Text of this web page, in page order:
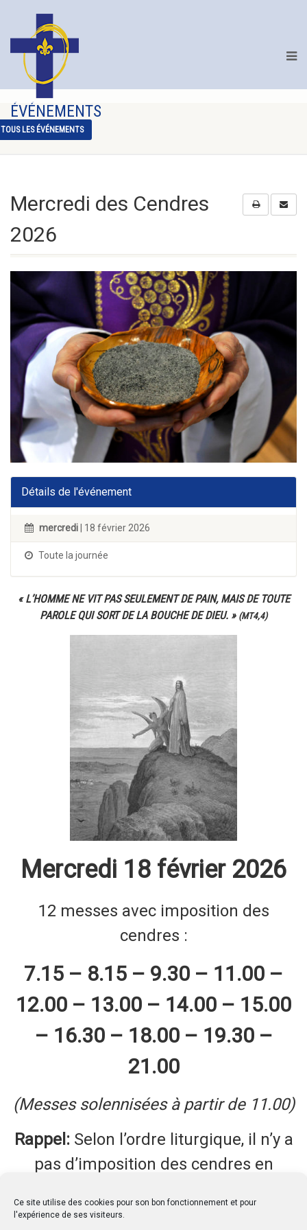
Ce site utilise des cookies pour son bon fonctionnement et pour
l'expérience de ses visiteurs.
ÉVÉNEMENTS
TOUS LES ÉVÉNEMENTS
Mercredi des Cendres
2026
Détails de l'événement
mercredi | 18 février 2026
Toute la journée
« L’HOMME NE VIT PAS SEULEMENT DE PAIN, MAIS DE TOUTE
PAROLE QUI SORT DE LA BOUCHE DE DIEU. » (MT4,4)
Mercredi 18 février 2026
12 messes avec imposition des
cendres :
7.15 – 8.15 – 9.30 – 11.00 –
12.00 – 13.00 – 14.00 – 15.00
– 16.30 – 18.00 – 19.30 –
21.00
(Messes solennisées à partir de 11.00)
Rappel: Selon l’ordre liturgique, il n’y a
pas d’imposition des cendres en
SAVE EVENT TO CALENDAR